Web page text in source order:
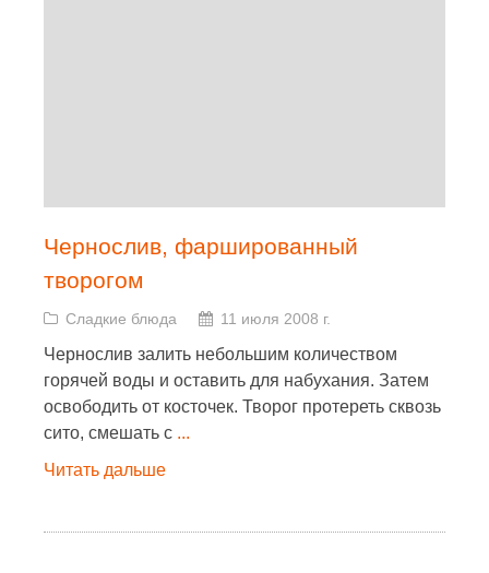
Чернослив, фаршированный
творогом
Сладкие блюда 11 июля 2008 г.
Чернослив залить небольшим количеством
горячей воды и оставить для набухания. Затем
освободить от косточек. Творог протереть сквозь
сито, смешать с ...
Читать дальше